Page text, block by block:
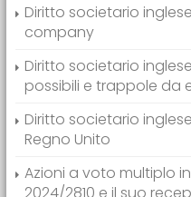
Diritto societario
company
Diritto societario
possibili e trappole da
Diritto societario
Regno Unito
Azioni a voto multiplo
2024/2810 e il suo